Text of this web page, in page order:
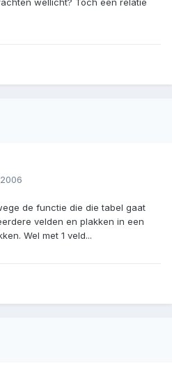
wellicht? Toch een relatie
de functie die die tabel gaat
velden en plakken in een
Wel met 1 veld...